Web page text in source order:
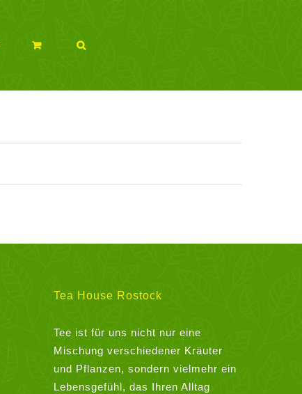
Tea House Rostock
Tee ist für uns nicht nur eine
Mischung verschiedener Kräuter
und Pflanzen, sondern vielmehr ein
Lebensgefühl, das Ihren Alltag